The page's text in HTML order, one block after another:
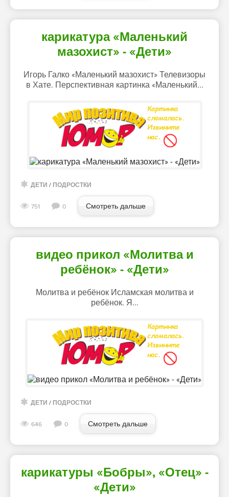
карикатура «Маленький
мазохист» - «Дети»
Игорь Галко «Маленький мазохист» Телевизоры
в Хате. Перспективная картинка «Маленький...
ДЕТИ / ПОДРОСТКИ
751 0 Смотреть дальше
видео прикол «Молитва и
ребёнок» - «Дети»
Молитва и ребёнок Исламская молитва и
ребёнок. Я...
ДЕТИ / ПОДРОСТКИ
646 0 Смотреть дальше
карикатуры «Бобры», «Отец» -
«Дети»